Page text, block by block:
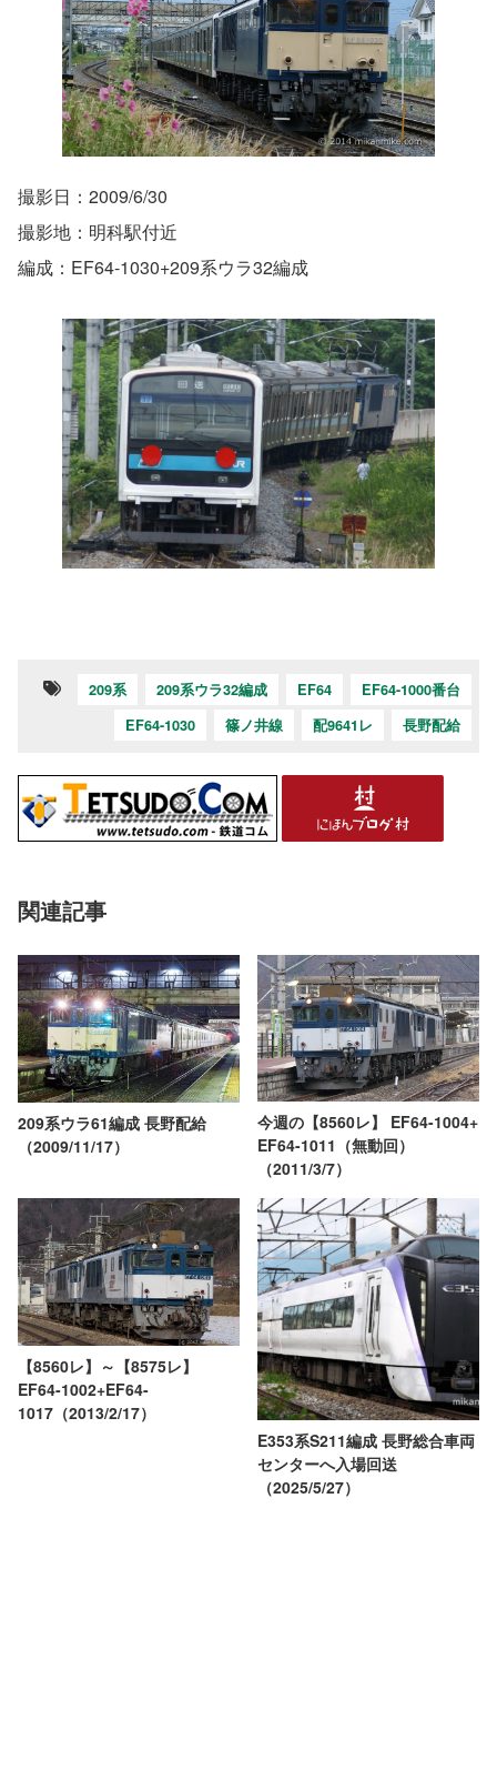
撮影日：2009/6/30
撮影地：明科駅付近
編成：EF64-1030+209系ウラ32編成
209系 209系ウラ32編成 EF64
EF64-1000番台
EF64-1030
篠ノ井線 配9641レ 長野配給
関連記事
209系ウラ61編成 長野配給
（2009/11/17）
今週の【8560レ】 EF64-1004+
EF64-1011（無動回）
（2011/3/7）
【8560レ】～【8575レ】
EF64-1002+EF64-
1017（2013/2/17）
E353系S211編成 長野総合車両
センターへ入場回送
（2025/5/27）